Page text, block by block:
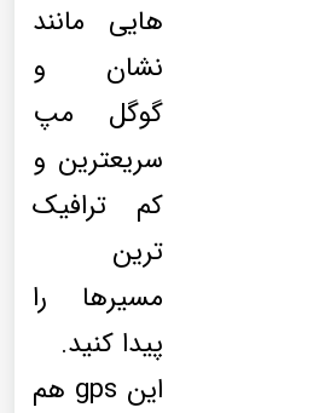
هایی مانند
نشان و
گوگل مپ
سریعترین و
کم ترافیک
ترین
مسیرها را
پیدا کنید.
این gps هم